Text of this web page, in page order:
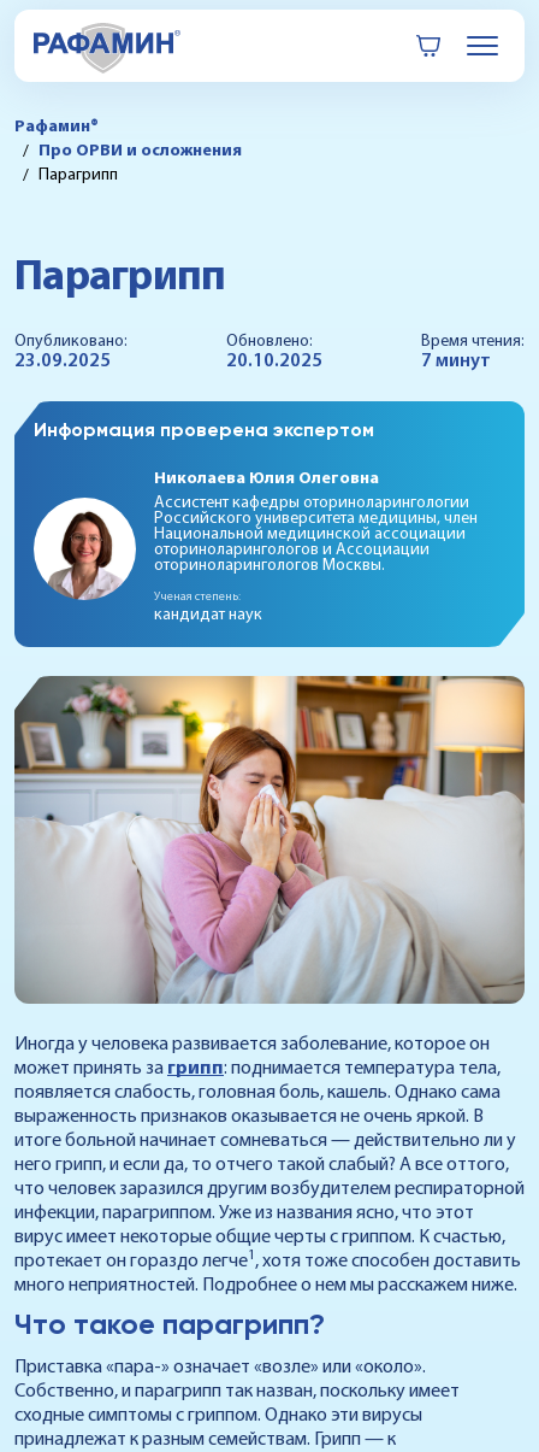
Рафамин®
Про ОРВИ и осложнения
Парагрипп
Парагрипп
Опубликовано:
23.09.2025
Обновлено:
20.10.2025
Время чтения:
7 минут
Информация проверена экспертом
Николаева Юлия Олеговна
Ассистент кафедры оториноларингологии
Российского университета медицины, член
Национальной медицинской ассоциации
оториноларингологов и Ассоциации
оториноларингологов Москвы.
Ученая степень:
кандидат наук
Иногда у человека развивается заболевание, которое он
может принять за грипп: поднимается температура тела,
появляется слабость, головная боль, кашель. Однако сама
выраженность признаков оказывается не очень яркой. В
итоге больной начинает сомневаться — действительно ли у
него грипп, и если да, то отчего такой слабый? А все оттого,
что человек заразился другим возбудителем респираторной
инфекции, парагриппом. Уже из названия ясно, что этот
вирус имеет некоторые общие черты с гриппом. К счастью,
протекает он гораздо легче1 , хотя тоже способен доставить
много неприятностей. Подробнее о нем мы расскажем ниже.
Что такое парагрипп?
Приставка «пара-» означает «возле» или «около».
Собственно, и парагрипп так назван, поскольку имеет
сходные симптомы с гриппом. Однако эти вирусы
принадлежат к разным семействам. Грипп — к